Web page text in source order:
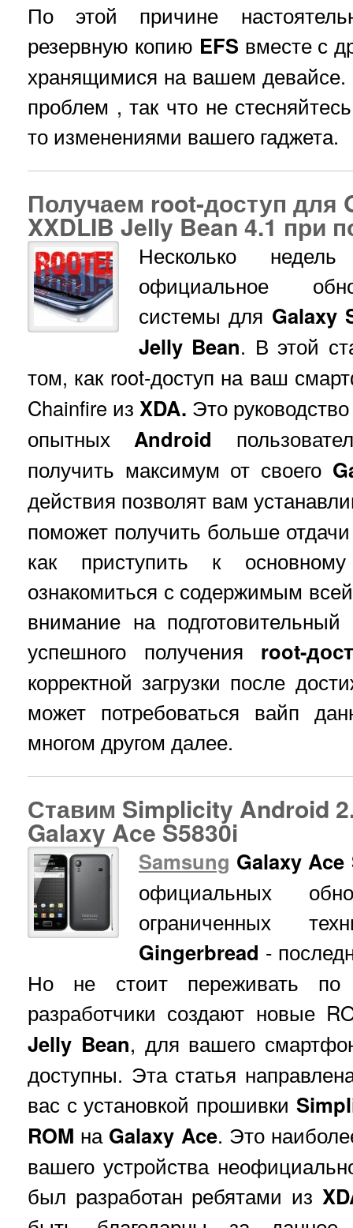
По этой причине
резервную копию EFS вместе с
хранящимися на вашем девайсе.
проблем , так что не
то изменениями вашего гаджета.
Получаем root-доступ для
XXDLIB Jelly Bean 4.1 при
Несколько
официальное
системы для Galaxy
Jelly Bean. В этой
том, как root-доступ на ваш
Chainfire из XDA. Это
опытных Android
получить максимум от своего
действия позволят вам
поможет получить больше
как приступить к
ознакомиться с содержимым
внимание на
успешного получения root-
корректной загрузки после
может потребоваться вайп
многом другом далее.
Ставим Simplicity Android
Galaxy Ace S5830i
Samsung Galaxy Ace
официальных
ограниченных
Gingerbread -
Но не стоит переживать по
разработчики создают новые
Jelly Bean, для вашего
доступны. Эта статья
вас с установкой прошивки
ROM на Galaxy Ace. Это
вашего устройства
был разработан ребятами из